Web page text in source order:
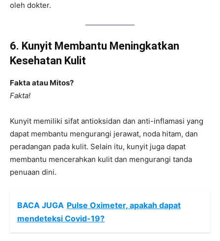
oleh dokter.
6. Kunyit Membantu Meningkatkan
Kesehatan Kulit
Fakta atau Mitos?
Fakta!
Kunyit memiliki sifat antioksidan dan anti-inflamasi yang
dapat membantu mengurangi jerawat, noda hitam, dan
peradangan pada kulit. Selain itu, kunyit juga dapat
membantu mencerahkan kulit dan mengurangi tanda
penuaan dini.
BACA JUGA Pulse Oximeter, apakah dapat
mendeteksi Covid-19?